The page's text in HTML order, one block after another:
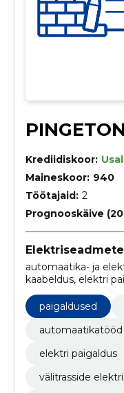
Krediidiskoor:
Maineskoor: 940
Töötajaid: 2
Prognooskäive
automaatika- ja
kaabeldus, elektri
elektrisüsteemid,
juhtmestikud,
automaatjuhtimise
paigaldused
automaatikatööd
elektri paigaldus
välitrasside